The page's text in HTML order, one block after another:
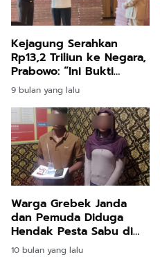
Kejagung Serahkan
Rp13,2 Triliun ke Negara,
Prabowo: “Ini Bukti
Hukum Bisa Tegak dan
Uang Rakyat Kembali
9 bulan yang lalu
Warga Grebek Janda
dan Pemuda Diduga
Hendak Pesta Sabu di
Matangkuli
10 bulan yang lalu